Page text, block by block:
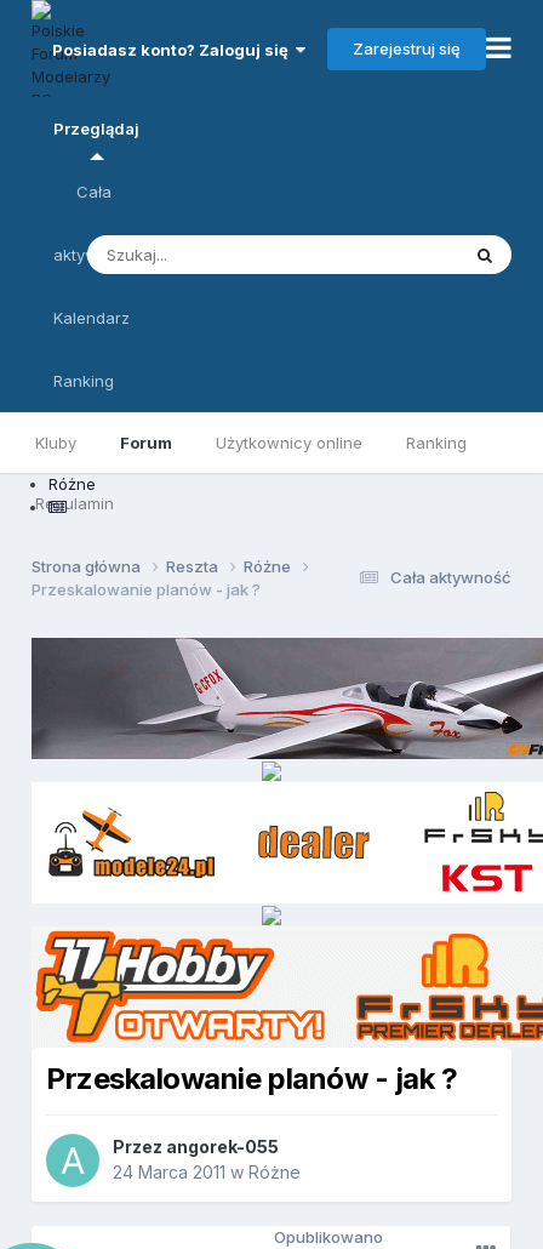
Posiadasz konto? Zaloguj się Zarejestruj się
Przeglądaj
Kluby Forum Użytkownicy online Ranking
Regulamin
Cała
aktywność
Kalendarz
Ranking
Różne
Cała aktywność
Strona główna Reszta
Różne
Przeskalowanie planów - jak ?
Przeskalowanie planów - jak ?
Przez angorek-055
24 Marca 2011 wRóżne
Opublikowano